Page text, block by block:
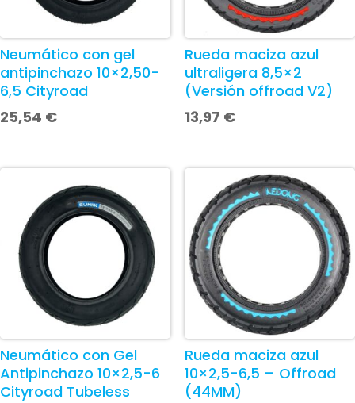
Neumático con gel
antipinchazo 10×2,50-
6,5 Cityroad
25,54 €
Rueda maciza azul
ultraligera 8,5×2
(Versión offroad V2)
13,97 €
Neumático con Gel
Antipinchazo 10×2,5-6
Cityroad Tubeless
Rueda maciza azul
10×2,5-6,5 – Offroad
(44MM)